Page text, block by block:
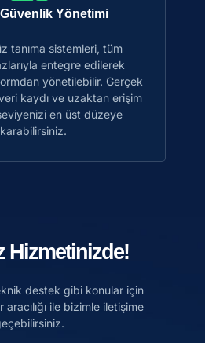
Yönetimi
tanıma sistemleri, tüm
entegre edilerek
yönetilebilir. Gerçek
kaydı ve uzaktan erişim
en üst düzeye
Hizmetinizde!
destek gibi konular için
ile bizimle iletişime